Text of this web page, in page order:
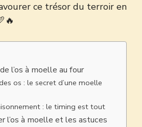
ce trésor du terroir en
l’os à moelle au four
os : le secret d’une moelle
: le timing est tout
l’os à moelle et les astuces